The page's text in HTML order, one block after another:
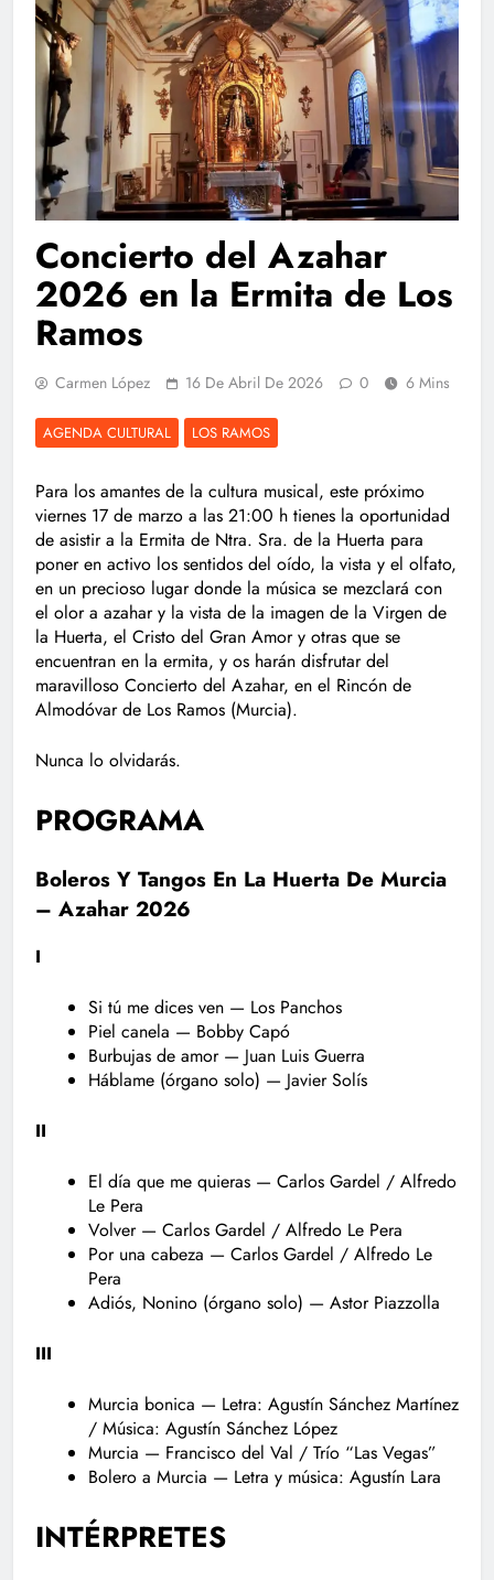
Concierto del Azahar
2026 en la Ermita de Los
Ramos
Carmen López 16 De Abril De 2026 0 6 Mins
AGENDA CULTURAL LOS RAMOS
Para los amantes de la cultura musical, este próximo
viernes 17 de marzo a las 21:00 h tienes la oportunidad
de asistir a la Ermita de Ntra. Sra. de la Huerta para
poner en activo los sentidos del oído, la vista y el olfato,
en un precioso lugar donde la música se mezclará con
el olor a azahar y la vista de la imagen de la Virgen de
la Huerta, el Cristo del Gran Amor y otras que se
encuentran en la ermita, y os harán disfrutar del
maravilloso Concierto del Azahar, en el Rincón de
Almodóvar de Los Ramos (Murcia).
Nunca lo olvidarás.
PROGRAMA
Boleros Y Tangos En La Huerta De Murcia
– Azahar 2026
I
Si tú me dices ven — Los Panchos
Piel canela — Bobby Capó
Burbujas de amor — Juan Luis Guerra
Háblame (órgano solo) — Javier Solís
II
El día que me quieras — Carlos Gardel / Alfredo
Le Pera
Volver — Carlos Gardel / Alfredo Le Pera
Por una cabeza — Carlos Gardel / Alfredo Le
Pera
Adiós, Nonino (órgano solo) — Astor Piazzolla
III
Murcia bonica — Letra: Agustín Sánchez Martínez
/ Música: Agustín Sánchez López
Murcia — Francisco del Val / Trío “Las Vegas”
Bolero a Murcia — Letra y música: Agustín Lara
INTÉRPRETES